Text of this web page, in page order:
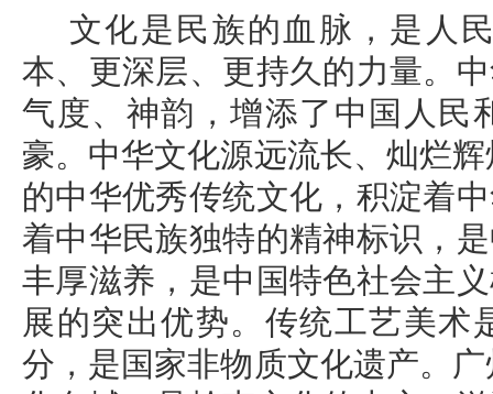
文化是民族的血脉，是人
本、更深层、更持久的力量。
气度、神韵，增添了中国人民
豪。中华文化源远流长、灿烂
的中华优秀传统文化，积淀着
着中华民族独特的精神标识，
丰厚滋养，是中国特色社会主
展的突出优势。传统工艺美术
分，是国家非物质文化遗产。